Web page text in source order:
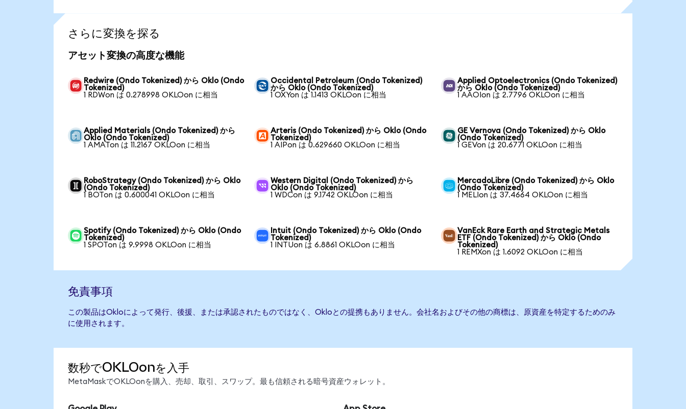
さらに変換を探る
アセット変換の高度な機能
Redwire (Ondo Tokenized) から Oklo (Ondo
Tokenized)
1 RDWon は 0.278998 OKLOon に相当
Occidental Petroleum (Ondo Tokenized)
から Oklo (Ondo Tokenized)
1 OXYon は 1.1413 OKLOon に相当
Applied Optoelectronics (Ondo Tokenized)
から Oklo (Ondo Tokenized)
1 AAOIon は 2.7796 OKLOon に相当
Applied Materials (Ondo Tokenized) から
Oklo (Ondo Tokenized)
1 AMATon は 11.2167 OKLOon に相当
Arteris (Ondo Tokenized) から Oklo (Ondo
Tokenized)
1 AIPon は 0.629660 OKLOon に相当
GE Vernova (Ondo Tokenized) から Oklo
(Ondo Tokenized)
1 GEVon は 20.6771 OKLOon に相当
RoboStrategy (Ondo Tokenized) から Oklo
(Ondo Tokenized)
1 BOTon は 0.600041 OKLOon に相当
Western Digital (Ondo Tokenized) から
Oklo (Ondo Tokenized)
1 WDCon は 9.1742 OKLOon に相当
MercadoLibre (Ondo Tokenized) から Oklo
(Ondo Tokenized)
1 MELIon は 37.4664 OKLOon に相当
Spotify (Ondo Tokenized) から Oklo (Ondo
Tokenized)
1 SPOTon は 9.9998 OKLOon に相当
Intuit (Ondo Tokenized) から Oklo (Ondo
Tokenized)
1 INTUon は 6.8861 OKLOon に相当
VanEck Rare Earth and Strategic Metals
ETF (Ondo Tokenized) から Oklo (Ondo
Tokenized)
1 REMXon は 1.6092 OKLOon に相当
免責事項
この製品はOkloによって発行、後援、または承認されたものではなく、Okloとの提携もありません。会社名およびその他の商標は、原資産を特定するためのみ
に使用されます。
数秒でOKLOonを入手
MetaMaskでOKLOonを購入、売却、取引、スワップ。最も信頼される暗号資産ウォレット。